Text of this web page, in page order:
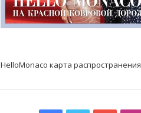
HelloMonaco карта распространения